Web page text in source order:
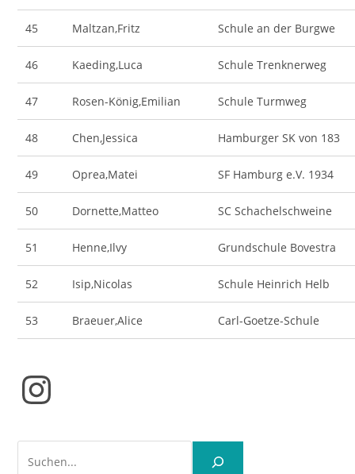
45 Maltzan,Fritz Schule an der Burgwe
46 Kaeding,Luca Schule Trenknerweg
47 Rosen-König,Emilian Schule Turmweg
48 Chen,Jessica Hamburger SK von 183
49 Oprea,Matei SF Hamburg e.V. 1934
50 Dornette,Matteo SC Schachelschweine
51 Henne,Ilvy Grundschule Bovestra
52 Isip,Nicolas Schule Heinrich Helb
53 Braeuer,Alice Carl-Goetze-Schule
Instagram